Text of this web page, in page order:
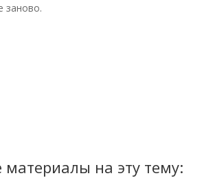
заново.
на эту тему: